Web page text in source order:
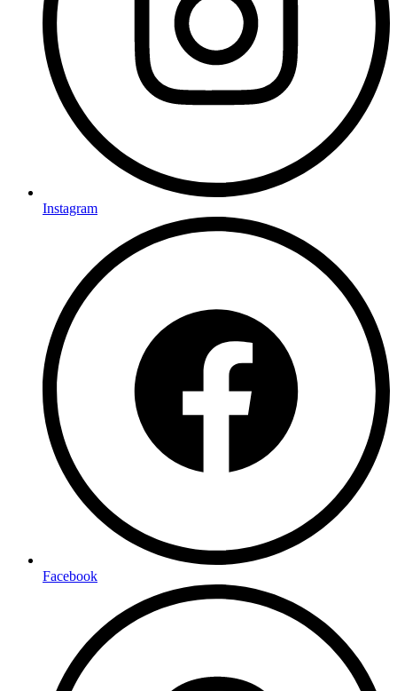
Instagram
Facebook